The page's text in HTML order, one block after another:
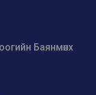
Баянмөнх